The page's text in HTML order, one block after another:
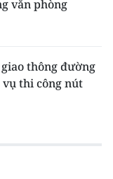
văn phòng
thông đường
vụ thi công nút